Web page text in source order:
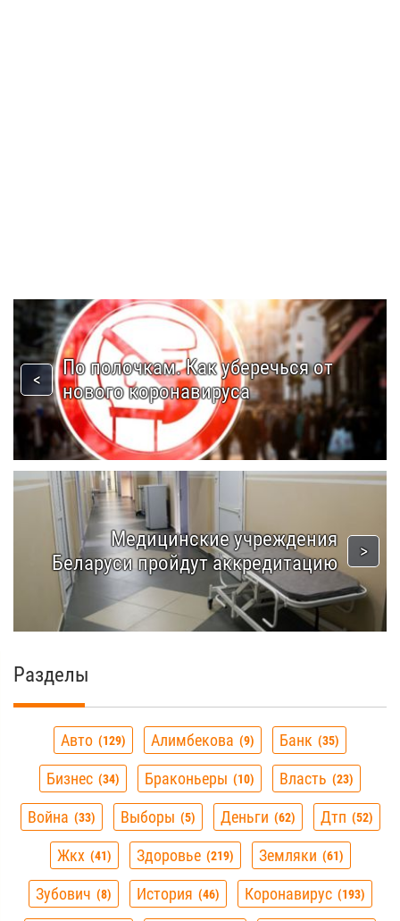
По полочкам. Как уберечься от
нового коронавируса
Медицинские учреждения
Беларуси пройдут аккредитацию
Разделы
Авто 129 Алимбекова 9 Банк 35
Бизнес 34 Браконьеры 10 Власть 23
Война 33 Выборы 5 Деньги 62 Дтп 52
Жкх 41 Здоровье 219 Земляки 61
Зубович 8 История 46 Коронавирус 193